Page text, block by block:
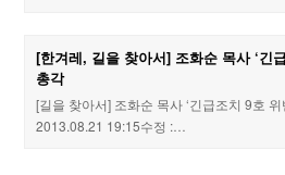
[한겨레, 길을 찾아서] 조화순 목사 ‘긴
총각
[길을 찾아서] 조화순 목사 ‘긴급조치 9호
2013.08.21 19:15수정 :…